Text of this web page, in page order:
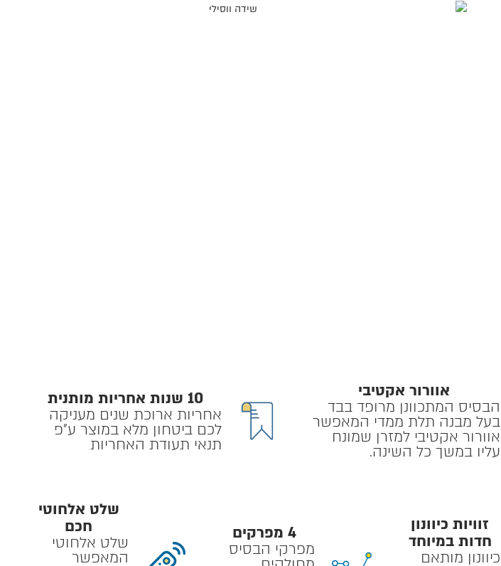
אוורור אקטיבי
הבסיס המתכוונן מרופד בבד
בעל מבנה תלת ממדי המאפשר
אוורור אקטיבי למזרן שמונח
עליו במשך כל השינה.
10 שנות אחריות מותנית
אחריות ארוכת שנים מעניקה
לכם ביטחון מלא במוצר ע״פ
תנאי תעודת האחריות
זוויות כיוונון
חדות במיוחד
כיוונון מותאם
4 מפרקים
מפרקי הבסיס
שלט אלחוטי
חכם
שלט אלחוטי
המאפשר